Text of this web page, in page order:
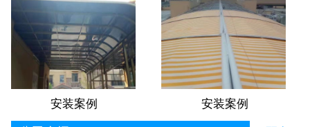
安装案例 安装案例